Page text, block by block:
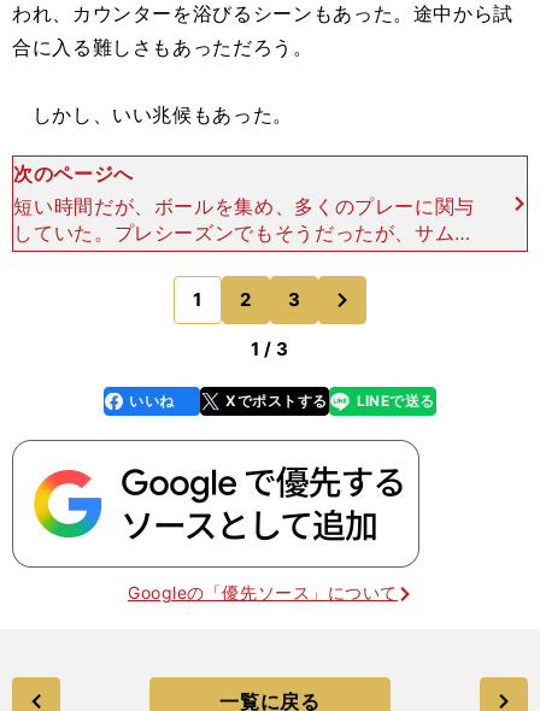
われ、カウンターを浴びるシーンもあった。途中から試
合に入る難しさもあっただろう。
しかし、いい兆候もあった。
次のページへ
短い時間だが、ボールを集め、多くのプレーに関与
していた。プレシーズンでもそうだったが、サムエ
ル・チュクウェゼ、パウ・トーレス、ジェラール・
モレノなど、同じ左利き選手とのパス交換は玄妙だ
った。お互い、独
1 2 3
1 / 3
faceboo
k
いいね Xでポストする
line LINEで送る
Googleの「優先ソース」について
一覧に戻る